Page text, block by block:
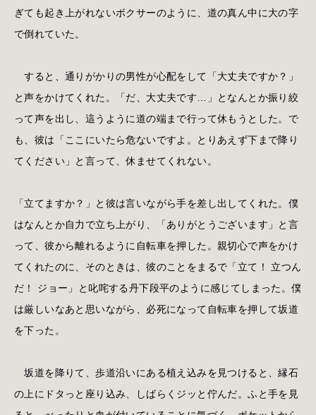
ぎても起き上がれないボクサーのように、道の真ん中に大の字
で倒れていた。
すると、通りがかりの男性が心配をして「大丈夫ですか？」
と声をかけてくれた。「だ、大丈夫です…」となんとか振り絞
って声を出し、這うように道の端まで行って休もうとした。で
も、彼は「ここにいたら危ないですよ。とりあえず下まで降り
てください」と言って、休ませてくれない。
「立てますか？」と彼は言いながら手を差し出してくれた。僕
はなんとか自力で立ち上がり、「ありがとうございます」と言
って、彼から離れるように自転車を押した。親切心で声をかけ
てくれたのに、そのときは、彼のことをまるで「立て！ 立つん
だ！ ジョー」と叱咤する丹下段平のように感じてしまった。僕
は厳しいなあと思いながら、必死になって自転車を押して坂道
を下った。
坂道を降りて、歩道沿いにある植え込みを見つけると、縁石
の上にドタっと座り込み、しばらくジッと佇んだ。ふと手を見